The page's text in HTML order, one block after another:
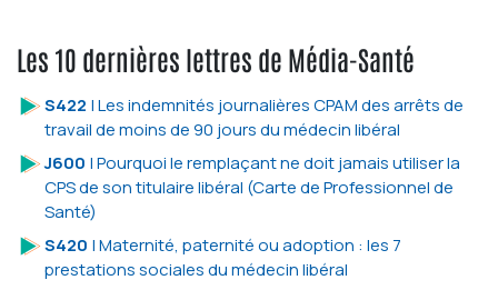
Les 10 dernières lettres de Média-Santé
S422 | Les indemnités journalières CPAM des arrêts de
travail de moins de 90 jours du médecin libéral
J600 | Pourquoi le remplaçant ne doit jamais utiliser la
CPS de son titulaire libéral (Carte de Professionnel de
Santé)
S420 | Maternité, paternité ou adoption : les 7
prestations sociales du médecin libéral